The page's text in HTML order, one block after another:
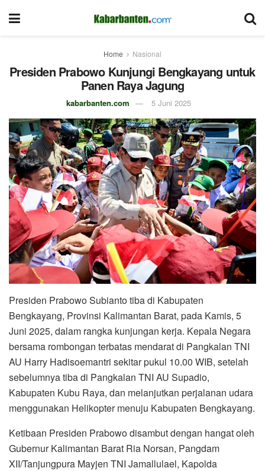
Home Nasional
Presiden Prabowo Kunjungi Bengkayang untuk
Panen Raya Jagung
kabarbanten.com 5 Juni 2025
Presiden Prabowo Subianto tiba di Kabupaten
Bengkayang, Provinsi Kalimantan Barat, pada Kamis, 5
Juni 2025, dalam rangka kunjungan kerja. Kepala Negara
bersama rombongan terbatas mendarat di Pangkalan TNI
AU Harry Hadisoemantri sekitar pukul 10.00 WIB, setelah
sebelumnya tiba di Pangkalan TNI AU Supadio,
Kabupaten Kubu Raya, dan melanjutkan perjalanan udara
menggunakan Helikopter menuju Kabupaten Bengkayang.
Ketibaan Presiden Prabowo disambut dengan hangat oleh
Gubernur Kalimantan Barat Ria Norsan, Pangdam
XII/Tanjungpura Mayjen TNI Jamallulael, Kapolda